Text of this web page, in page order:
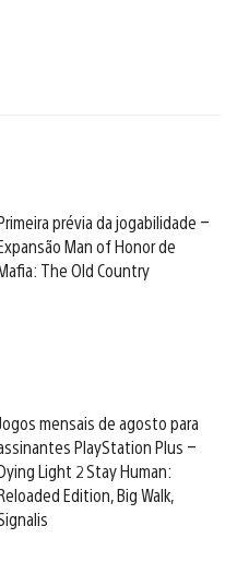
prévia da jogabilidade –
Man of Honor de
The Old Country
mensais de agosto para
PlayStation Plus –
Light 2 Stay Human:
Edition, Big Walk,